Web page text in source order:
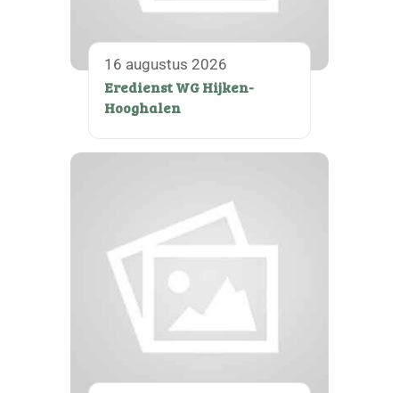
16 augustus 2026
Eredienst WG Hijken-
Hooghalen